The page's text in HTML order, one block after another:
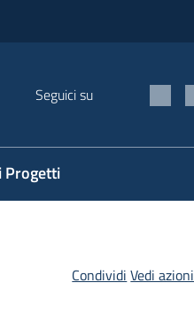
Seguici su
Progetti
Condividi Vedi azioni